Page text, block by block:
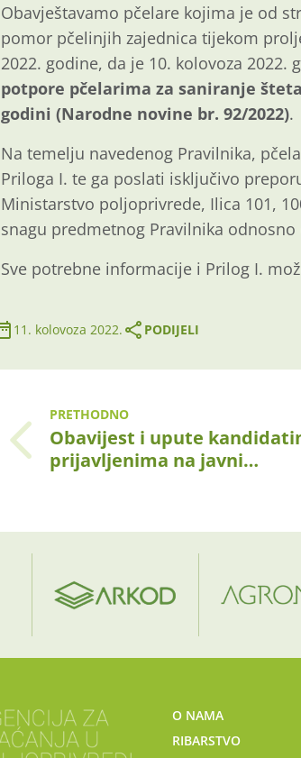
Obavještavamo pčelare kojima je od
pomor pčelinjih zajednica tijekom
2022. godine, da je 10. kolovoza 2022.
potpore pčelarima za saniranje
godini (Narodne novine br. 92/2022).
Na temelju navedenog Pravilnika,
Priloga I. te ga poslati isključivo
Ministarstvo poljoprivrede, Ilica 101,
snagu predmetnog Pravilnika
Sve potrebne informacije i Prilog I.
11. kolovoza 2022. PODIJELI
PRETHODNO
Obavijest i upute
prijavljenima na javni…
O NAMA
RIBARSTVO